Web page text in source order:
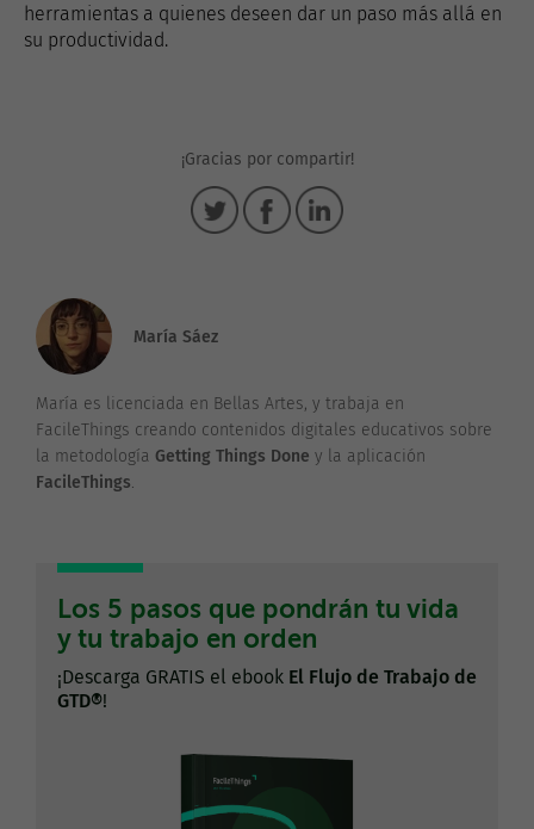
herramientas a quienes deseen dar un paso más allá en
su productividad.
¡Gracias por compartir!
María Sáez
María es licenciada en Bellas Artes, y trabaja en
FacileThings creando contenidos digitales educativos sobre
la metodología Getting Things Done y la aplicación
FacileThings.
Los 5 pasos que pondrán tu vida
y tu trabajo en orden
¡Descarga GRATIS el ebook El Flujo de Trabajo de
GTD®!